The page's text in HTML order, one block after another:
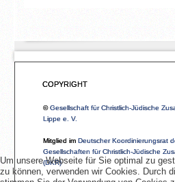
COPYRIGHT
©Gesellschaft für Christlich-Jüdische
Lippe e. V.
Mitglied imDeutscher Koordinierungsrat
Gesellschaften für Christlich-Jüdische
(DKR)
Um unsere Webseite für Sie optimal zu
zu können, verwenden wir Cookies. Durch